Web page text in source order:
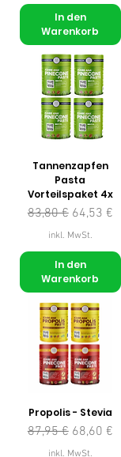
In den
Warenkorb
Tannenzapfen
Pasta
Vorteilspaket 4x
Standardpreis
83,80 € Sale-Preis
64,53 €
inkl. MwSt.
In den
Warenkorb
Propolis - Stevia
Standardpreis
87,95 € Sale-Preis
68,60 €
inkl. MwSt.